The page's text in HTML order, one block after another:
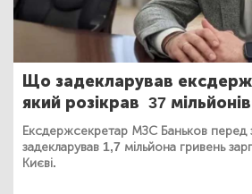
Що задекларував
який розікрав 37
Ексдержсекретар МЗС Баньков перед
задекларував 1,7 мільйона гривень
Києві.